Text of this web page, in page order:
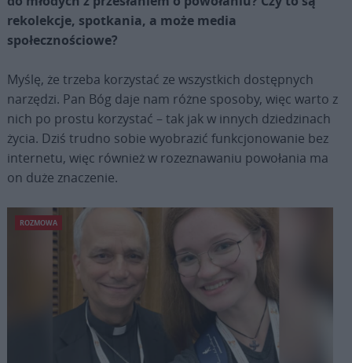
rekolekcje, spotkania, a może media
społecznościowe?
Myślę, że trzeba korzystać ze wszystkich dostępnych
narzędzi. Pan Bóg daje nam różne sposoby, więc warto z
nich po prostu korzystać – tak jak w innych dziedzinach
życia. Dziś trudno sobie wyobrazić funkcjonowanie bez
internetu, więc również w rozeznawaniu powołania ma
on duże znaczenie.
ROZMOWA